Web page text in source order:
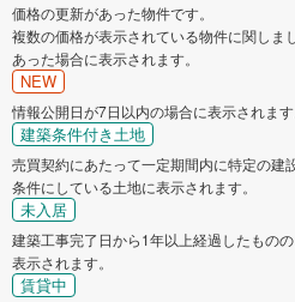
価格の更新があった物件です。
複数の価格が表示されている物件に関しま
あった場合に表示されます。
NEW
情報公開日が7日以内の場合に表示されます
建築条件付き土地
売買契約にあたって一定期間内に特定の建
条件にしている土地に表示されます。
未入居
建築工事完了日から1年以上経過したもの
表示されます。
賃貸中